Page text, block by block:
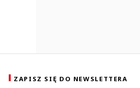
ZAPISZ SIĘ DO NEWSLETTERA